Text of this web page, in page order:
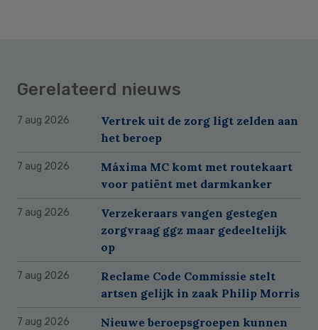
Gerelateerd nieuws
7 aug 2026
Vertrek uit de zorg ligt zelden aan
het beroep
7 aug 2026
Máxima MC komt met routekaart
voor patiënt met darmkanker
7 aug 2026
Verzekeraars vangen gestegen
zorgvraag ggz maar gedeeltelijk
op
7 aug 2026
Reclame Code Commissie stelt
artsen gelijk in zaak Philip Morris
7 aug 2026
Nieuwe beroepsgroepen kunnen